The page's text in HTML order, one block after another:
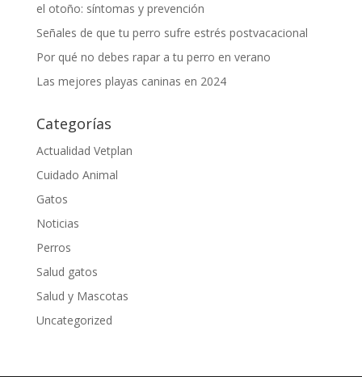
el otoño: síntomas y prevención
Señales de que tu perro sufre estrés postvacacional
Por qué no debes rapar a tu perro en verano
Las mejores playas caninas en 2024
Categorías
Actualidad Vetplan
Cuidado Animal
Gatos
Noticias
Perros
Salud gatos
Salud y Mascotas
Uncategorized